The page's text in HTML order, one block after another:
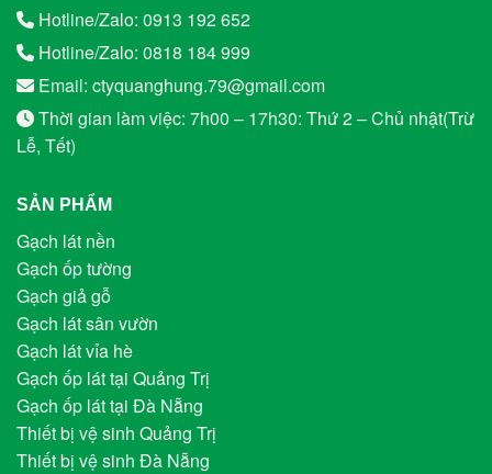
Hotline/Zalo: 0913 192 652
Hotline/Zalo: 0818 184 999
Email: ctyquanghung.79@gmail.com
Thời gian làm việc: 7h00 – 17h30: Thứ 2 – Chủ nhật(Trừ
Lễ, Tết)
SẢN PHẨM
Gạch lát nền
Gạch ốp tường
Gạch giả gỗ
Gạch lát sân vườn
Gạch lát vỉa hè
Gạch ốp lát tại Quảng Trị
Gạch ốp lát tại Đà Nẵng
Thiết bị vệ sinh Quảng Trị
Thiết bị vệ sinh Đà Nẵng